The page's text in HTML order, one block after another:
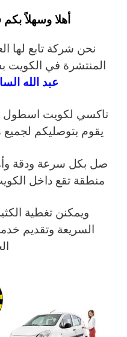
أهلا وسهلاً
نحن شركة تابع لها
المنتشرة في
عبد الله
تاكسي لكويت اسطول
يقوم بتوصليكم لجميع
صل بكل سرعة ودقة
منطقة تقع داخل
ويمكنن تغطية
السريعة وتقديم